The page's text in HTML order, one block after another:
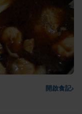
開啟食記›